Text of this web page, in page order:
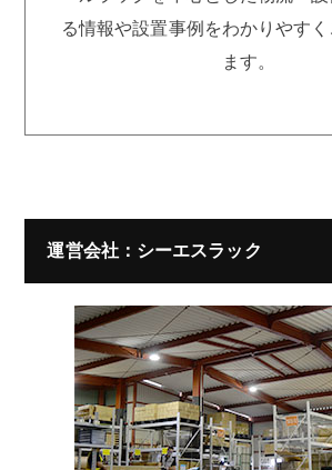
る情報や設置事例をわかりやす
ます。
運営会社：シーエスラック